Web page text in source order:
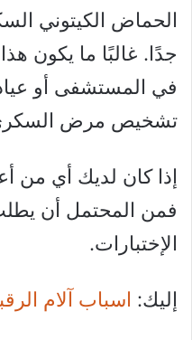
الحماض الكيتوني
جدًا. غالبًا ما يكون
في المستشفى أو
تشخيص مرض السكري
إذا كان لديك أي
فمن المحتمل أن
الإختبارات.
إليك: اسباب آلام